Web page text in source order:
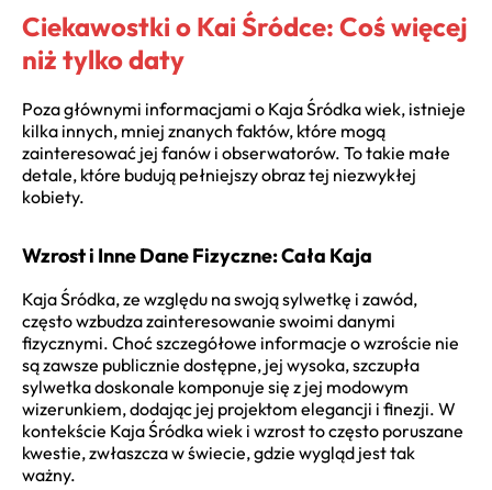
Ciekawostki o Kai Śródce: Coś więcej
niż tylko daty
Poza głównymi informacjami o Kaja Śródka wiek, istnieje
kilka innych, mniej znanych faktów, które mogą
zainteresować jej fanów i obserwatorów. To takie małe
detale, które budują pełniejszy obraz tej niezwykłej
kobiety.
Wzrost i Inne Dane Fizyczne: Cała Kaja
Kaja Śródka, ze względu na swoją sylwetkę i zawód,
często wzbudza zainteresowanie swoimi danymi
fizycznymi. Choć szczegółowe informacje o wzroście nie
są zawsze publicznie dostępne, jej wysoka, szczupła
sylwetka doskonale komponuje się z jej modowym
wizerunkiem, dodając jej projektom elegancji i finezji. W
kontekście Kaja Śródka wiek i wzrost to często poruszane
kwestie, zwłaszcza w świecie, gdzie wygląd jest tak
ważny.